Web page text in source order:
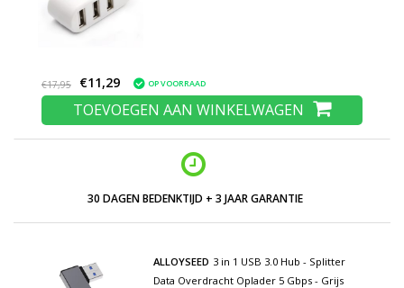
€17,95 €11,29 OP VOORRAAD
TOEVOEGEN AAN WINKELWAGEN
LAGE PRIJZEN EN RUIM ASSORTIMENT
ALLOYSEED 3 in 1 USB 3.0 Hub - Splitter
Data Overdracht Oplader 5 Gbps - Grijs